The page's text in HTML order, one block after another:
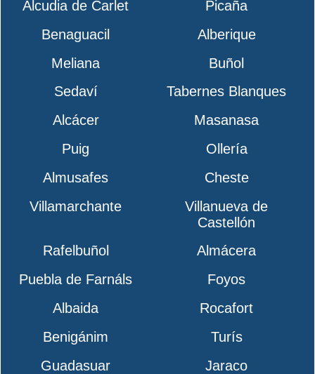
Alcudia de Carlet
Picaña
Benaguacil
Alberique
Meliana
Buñol
Sedaví
Tabernes Blanques
Alcácer
Masanasa
Puig
Ollería
Almusafes
Cheste
Villamarchante
Villanueva de
Castellón
Rafelbuñol
Almácera
Puebla de Farnáls
Foyos
Albaida
Rocafort
Benigánim
Turís
Guadasuar
Jaraco